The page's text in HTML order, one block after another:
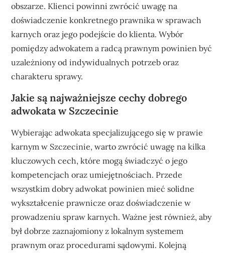
obszarze. Klienci powinni zwrócić uwagę na
doświadczenie konkretnego prawnika w sprawach
karnych oraz jego podejście do klienta. Wybór
pomiędzy adwokatem a radcą prawnym powinien być
uzależniony od indywidualnych potrzeb oraz
charakteru sprawy.
Jakie są najważniejsze cechy dobrego
adwokata w Szczecinie
Wybierając adwokata specjalizującego się w prawie
karnym w Szczecinie, warto zwrócić uwagę na kilka
kluczowych cech, które mogą świadczyć o jego
kompetencjach oraz umiejętnościach. Przede
wszystkim dobry adwokat powinien mieć solidne
wykształcenie prawnicze oraz doświadczenie w
prowadzeniu spraw karnych. Ważne jest również, aby
był dobrze zaznajomiony z lokalnym systemem
prawnym oraz procedurami sądowymi. Kolejną